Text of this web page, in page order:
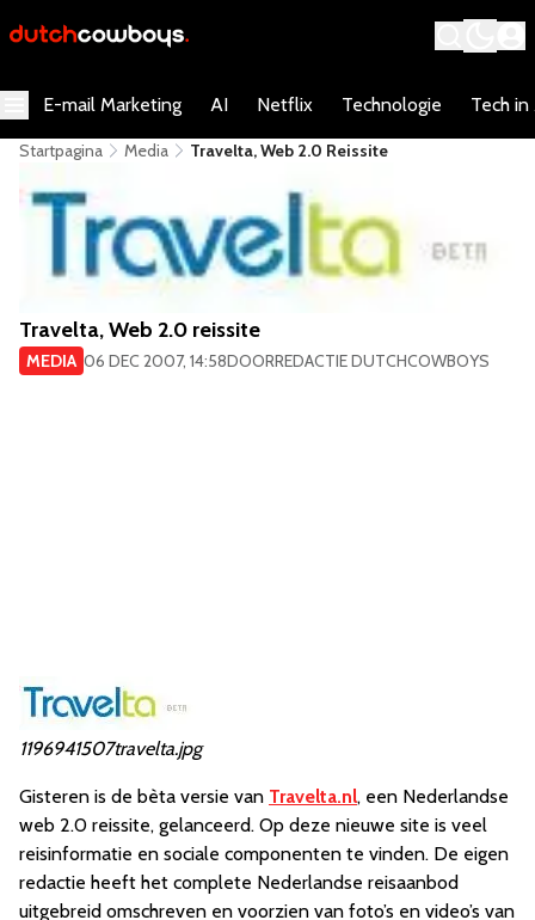
E-mail Marketing AI Netflix Technologie Tech in
Startpagina Media Travelta, Web 2.0 Reissite
Travelta, Web 2.0 reissite
MEDIA 06 DEC 2007, 14:58DOORREDACTIE DUTCHCOWBOYS
1196941507travelta.jpg
Gisteren is de bèta versie van Travelta.nl, een Nederlandse
web 2.0 reissite, gelanceerd. Op deze nieuwe site is veel
reisinformatie en sociale componenten te vinden. De eigen
redactie heeft het complete Nederlandse reisaanbod
uitgebreid omschreven en voorzien van foto’s en video’s van